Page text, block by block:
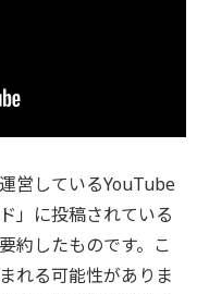
営しているYouTube
」に投稿されている
約したものです。こ
れる可能性がありま